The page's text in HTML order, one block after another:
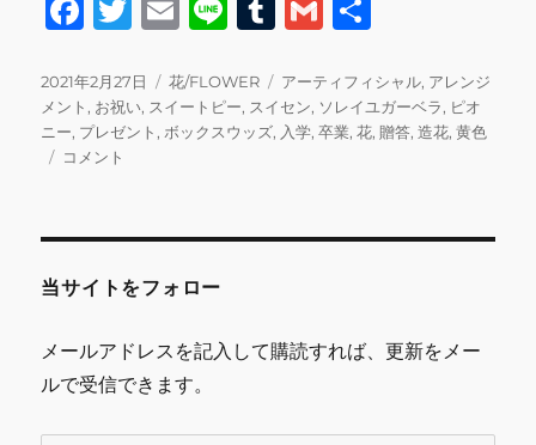
F
c
e
b
o
k
T
it
te
E
ai
l
Li
e
T
m
bl
G
ai
l
投
稿
日:
2021年2月27日
カ
テ
ゴ
花/FLOWER
タ
グ
アーティフィシャル, アレンジ
メント , お祝い, スイートピー, スイセン, ソレイユガーベラ, ピオ
ニー, プレゼント , ボックスウッズ, 入学,卒業,花, 贈答,造花,黄色
ア
ィ
ル
フ
ワ
コメント
当サイトをフォロー
メールアドレスを記入して購読すれば、更新をメー
ルで受信できます。